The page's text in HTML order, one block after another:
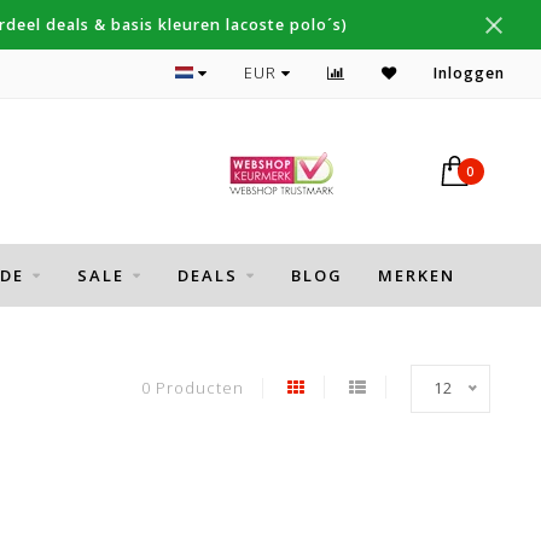
deals & basis kleuren lacoste polo´s)
Topmerken Gant, NZA, Fred Perry
EUR Inloggen
0
SALE DEALS BLOG MERKEN
0 Producten 12